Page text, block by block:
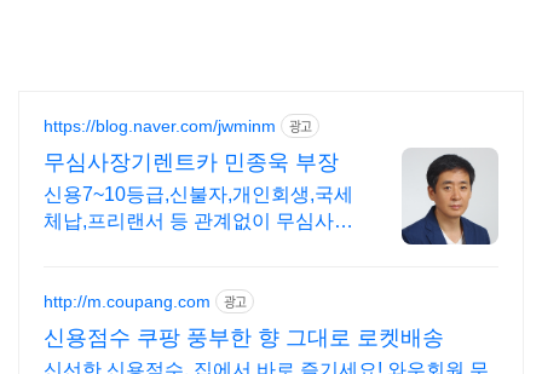
https://blog.naver.com/jwminm 광고
무심사장기렌트카 민종욱 부장
신용7~10등급,신불자,개인회생,국세
체납,프리랜서 등 관계없이 무심사
http://m.coupang.com 광고
신용점수 쿠팡 풍부한 향 그대로 로켓배송
신선한 신용점수, 집에서 바로 즐기세요! 와우회원 무